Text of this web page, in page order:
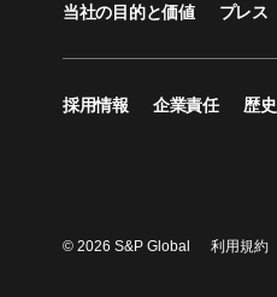
当社の目的と価値 プレス
採用情報 企業責任 歴史
© 2026 S&P Global 利用規約